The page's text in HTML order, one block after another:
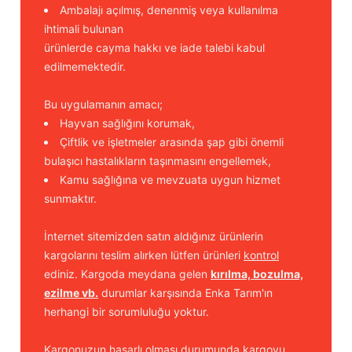
Ambalajı açılmış, denenmiş veya kullanılma
ihtimali bulunan
ürünlerde cayma hakkı ve iade talebi kabul
edilmemektedir.
Bu uygulamanın amacı;
Hayvan sağlığını korumak,
Çiftlik ve işletmeler arasında şap gibi önemli
bulaşıcı hastalıkların taşınmasını engellemek,
Kamu sağlığına ve mevzuata uygun hizmet
sunmaktır.
İnternet sitemizden satın aldığınız ürünlerin
kargolarını teslim alırken lütfen ürünleri kontrol
ediniz. Kargoda meydana gelen kırılma, bozulma,
ezilme vb. durumlar karşısında Enka Tarım'ın
herhangi bir sorumluluğu yoktur.
Kargonuzun hasarlı olması durumunda kargoyu